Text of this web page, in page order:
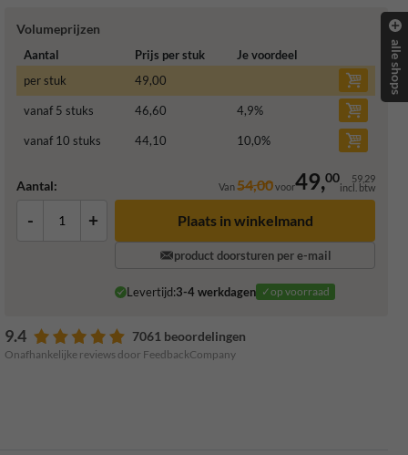
Volumeprijzen
Aantal Prijs per stuk
Je voordeel
per stuk
49,00
vanaf 5 stuks 46,60 4,9%
vanaf 10 stuks 44,10 10,0%
Aantal: Van54,00voor49,00 59,29
incl. btw
- + Plaats in winkelmand
product doorsturen per e-mail
Levertijd:3-4 werkdagen ✓op voorraad
9.4 7061 beoordelingen
Onafhankelijke reviews door FeedbackCompany
alle shops